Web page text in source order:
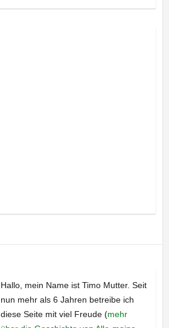
Hallo, mein Name ist Timo Mutter. Seit
nun mehr als 6 Jahren betreibe ich
diese Seite mit viel Freude (mehr